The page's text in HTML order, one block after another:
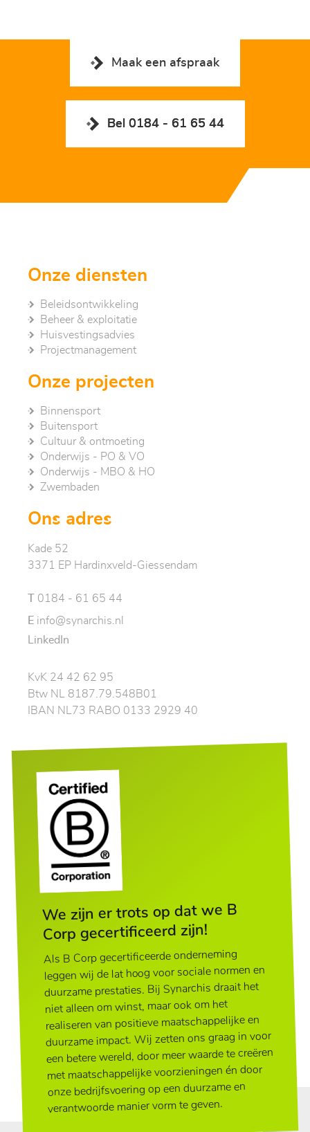
Maak een afspraak
Bel 0184 - 61 65 44
Onze diensten
Beleidsontwikkeling
Beheer & exploitatie
Huisvestingsadvies
Project­management
Onze projecten
Binnensport
Buitensport
Cultuur & ontmoeting
Onderwijs - PO & VO
Onderwijs - MBO & HO
Zwembaden
Ons adres
Kade 52
3371 EP Hardinxveld-Giessendam
0184 - 61 65 44
E info@synarchis.nl
LinkedIn
KvK 24 42 62 95
Btw NL 8187.79.548B01
IBAN NL73 RABO 0133 2929 40
We zijn er trots op dat we B
Corp gecertificeerd zijn!
Als B Corp gecertificeerde onderneming
leggen wij de lat hoog voor sociale normen en
duurzame prestaties. Bij Synarchis draait het
niet alleen om winst, maar ook om het
realiseren van positieve maatschappelijke en
duurzame impact. Wij zetten ons graag in voor
een betere wereld, door meer waarde te creëren
met maatschappelijke voorzieningen én door
onze bedrijfsvoering op een duurzame en
verantwoorde manier vorm te geven.